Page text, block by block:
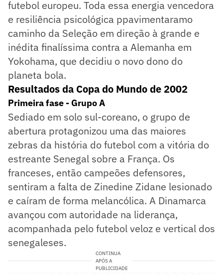
futebol europeu. Toda essa energia vencedora
e resiliência psicológica ppavimentaramo
caminho da Seleção em direção à grande e
inédita finalíssima contra a Alemanha em
Yokohama, que decidiu o novo dono do
planeta bola.
Resultados da Copa do Mundo de 2002
Primeira fase - Grupo A
Sediado em solo sul-coreano, o grupo de
abertura protagonizou uma das maiores
zebras da história do futebol com a vitória do
estreante Senegal sobre a França. Os
franceses, então campeões defensores,
sentiram a falta de Zinedine Zidane lesionado
e caíram de forma melancólica. A Dinamarca
avançou com autoridade na liderança,
acompanhada pelo futebol veloz e vertical dos
senegaleses.
CONTINUA
APÓS A
PUBLICIDADE